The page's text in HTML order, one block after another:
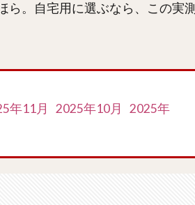
ら。自宅用に選ぶなら、この実測
年11月 2025年10月
2025年